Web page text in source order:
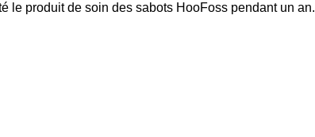
le produit de soin des sabots HooFoss pendant un an.